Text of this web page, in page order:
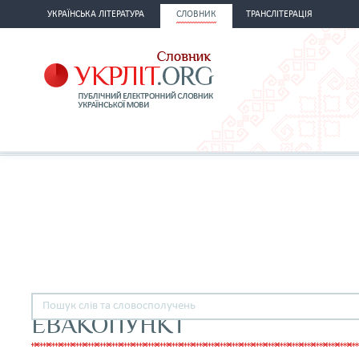
УКРАЇНСЬКА ЛІТЕРАТУРА СЛОВНИК ТРАНСЛІТЕРАЦІЯ
ЕВАКОПУНКТ